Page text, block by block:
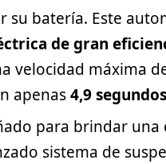
su batería. Este
de gran
velocidad máxima
apenas4,9 segundos
para brindar
sistema de